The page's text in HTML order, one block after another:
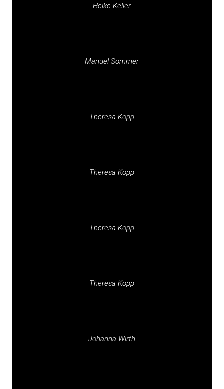
Heike Keller
Manuel Sommer
Theresa Kopp
Theresa Kopp
Theresa Kopp
Theresa Kopp
Johanna Wirth